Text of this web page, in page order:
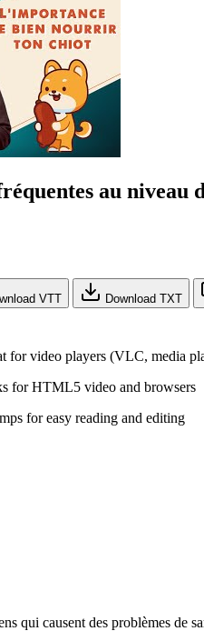
au
VTT Download TXT
for video players (VLC, media
for HTML5 video and browsers
for easy reading and editing
qui causent des problèmes de